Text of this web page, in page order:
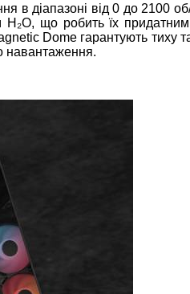
в діапазоні від 0 до 2100
H₂O, що робить їх
Dome гарантують тиху
навантаження.